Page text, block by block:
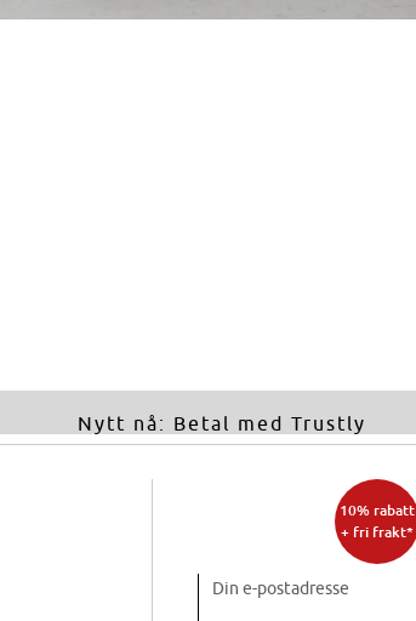
Nytt nå: Betal med Trustly
10% rabatt
+ fri frakt*
Din e-postadresse